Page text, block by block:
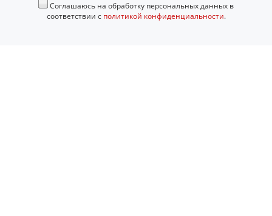
Соглашаюсь на обработку персональных данных в
соответствии с политикой конфиденциальности.